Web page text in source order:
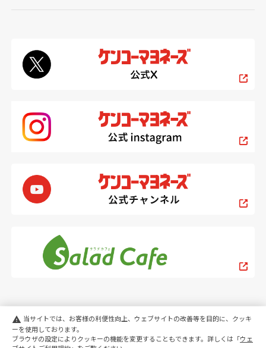
PC スマートフォン
warning 当サイトでは、お客様の利便性向上、ウェブサイトの改善等を目的に、クッキ
ーを使用しております。
ブラウザの設定によりクッキーの機能を変更することもできます。詳しくは「ウェ